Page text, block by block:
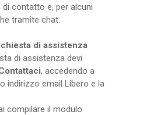
contatto e, per alcuni
tramite chat.
di assistenza
di assistenza devi
, accedendo a
indirizzo email Libero e la
compilare il modulo